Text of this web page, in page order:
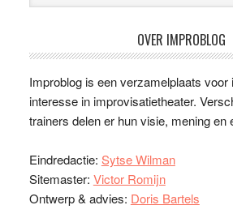
OVER IMPROBLOG
Improblog is een verzamelplaats voor
interesse in improvisatietheater.
trainers delen er hun visie, mening en
Eindredactie: Sytse Wilman
Sitemaster: Victor Romijn
Ontwerp & advies: Doris Bartels